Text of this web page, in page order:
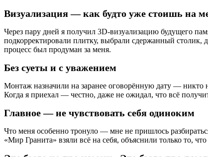
Визуализация — как будто уже стоишь на
Через пару дней я получил 3D-визуализацию будущего
подкорректировали плитку, выбрали сдержанный столик,
процесс был продуман за меня.
Без суеты и с уважением
Монтаж назначили на заранее оговорённую дату — никто
Когда я приехал — честно, даже не ожидал, что всё
Главное — не чувствовать себя одиноким
Что меня особенно тронуло — мне не пришлось
«Мир Гранита» взяли всё на себя, объяснили только то,